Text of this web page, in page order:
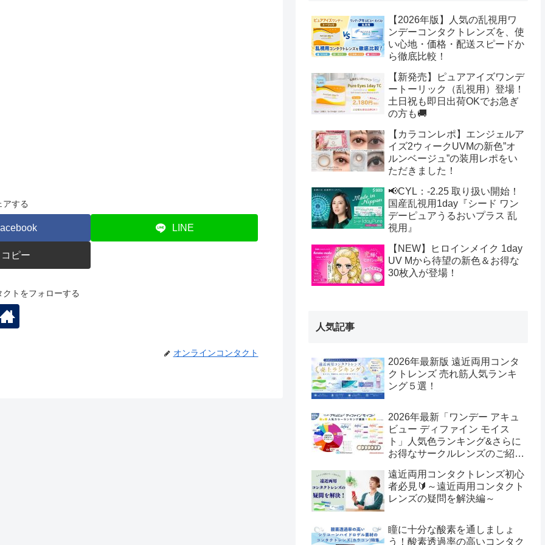
アする
LINE
コピー
トをフォローする
オンラインコンタクト
【2026年版】人気の乱視用ワ
ンデーコンタクトレンズを、使
い心地・価格・配送スピードか
ら徹底比較！
【新発売】ピュアアイズワンデ
ートーリック（乱視用）登場！
土日祝も即日出荷OKでお急ぎ
の方も🚚
【カラコンレポ】エンジェルア
イズ2ウィークUVMの新色”オ
ルンベージュ”の装用レポをい
ただきました！
📢CYL：-2.25 取り扱い開始！
国産乱視用1day『シード ワン
デーピュアうるおいプラス 乱
視用』
【NEW】ヒロインメイク 1day
UV Mから待望の新色＆お得な
30枚入が登場！
人気記事
2026年最新版 遠近両用コンタ
クトレンズ 売れ筋人気ランキ
ング５選！
2026年最新「ワンデー アキュ
ビュー ディファイン モイス
ト」人気色ランキング&さらに
お得なサークルレンズのご紹
遠近両用コンタクトレンズ初心
者必見🔰～遠近両用コンタクト
レンズの疑問を解決編～
瞳に十分な酸素を通しましょ
う！酸素透過率の高いコンタク